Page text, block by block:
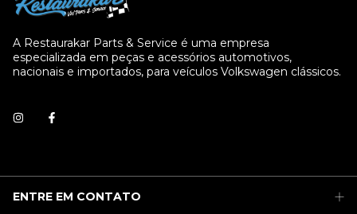
A Restaurakar Parts & Service é uma empresa
especializada em peças e acessórios automotivos,
nacionais e importados, para veículos Volkswagen clássicos.
ENTRE EM CONTATO